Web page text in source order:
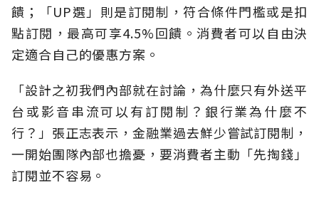
饋；「UP選」則是訂閱制，符合條件門檻或是扣
點訂閱，最高可享4.5%回饋。消費者可以自由決
定適合自己的優惠方案。
「設計之初我們內部就在討論，為什麼只有外送平
台或影音串流可以有訂閱制？銀行業為什麼不
行？」張正志表示，金融業過去鮮少嘗試訂閱制，
一開始團隊內部也擔憂，要消費者主動「先掏錢」
訂閱並不容易。